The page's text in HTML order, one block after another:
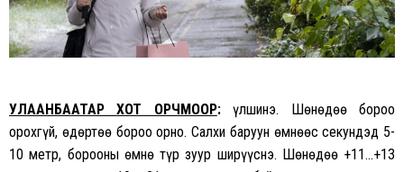
УЛААНБААТАР ХОТ ОРЧМООР:Үүлшинэ. Шөнөдөө бороо
орохгүй, өдөртөө бороо орно. Салхи баруун өмнөөс секундэд 5-
10 метр, борооны өмнө түр зуур ширүүснэ. Шөнөдөө +11…+13